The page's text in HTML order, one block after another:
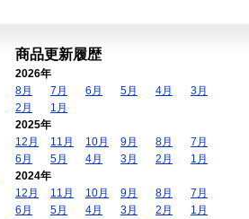
商品更新履歴
2026年
8月
7月 6月 5月 4月
3月
2月
1月
2025年
12月
11月 10月 9月 8月
7月
6月
5月 4月 3月 2月
1月
2024年
12月
11月 10月 9月 8月
7月
6月
5月 4月 3月 2月
1月